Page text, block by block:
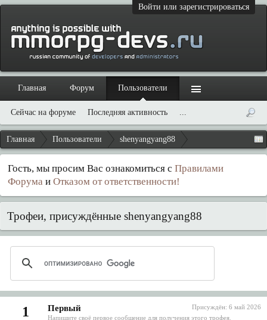
Войти или зарегистрироваться
Главная Пользователи shenyangyang88
Гость, мы просим Вас ознакомиться с Правилами
Форума и Отказом от ответственности!
Трофеи, присуждённые shenyangyang88
1 Присуждён: 6 май 2026
Первый
Напишите своё первое сообщение для получения этого трофея.
Главная Форум Пользователи
Сейчас на форуме Последняя активность ...